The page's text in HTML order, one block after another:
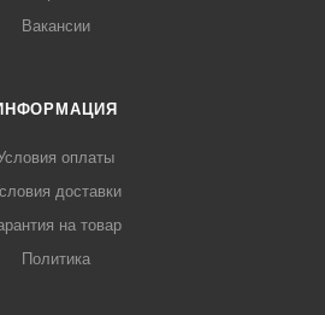
Вакансии
оплаты
доставки
на товар
Политика